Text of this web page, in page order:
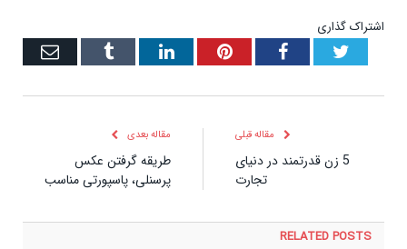
اشتراک گذاری
Twitter
Facebook
Pinterest
LinkedIn
Tumblr ایمیل
مقاله قبلی
5 زن قدرتمند در دنیای
تجارت
مقاله بعدی
طریقه گرفتن عکس
پرسنلی، پاسپورتی مناسب
RELATEDPOSTS